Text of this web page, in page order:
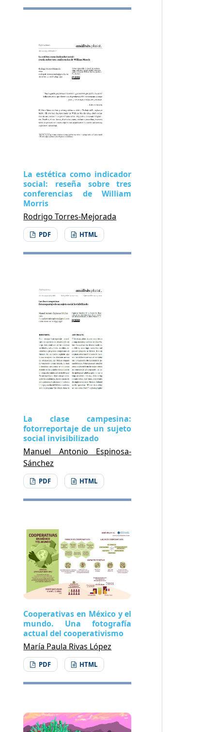
La estética como indicador
social: reseña sobre tres
conferencias de William
Morris
Rodrigo Torres-Mejorada
PDF HTML
La clase campesina:
fotorreportaje de un sujeto
social invisibilizado
Manuel Antonio Espinosa-
Sánchez
PDF HTML
Cooperativas en México y el
mundo. Una fotografía
actual del cooperativismo
María Paula Rivas López
PDF HTML